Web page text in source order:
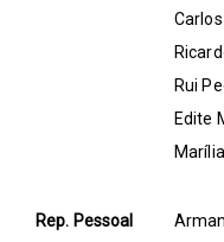
Rui
Edite
Rep. Pessoal